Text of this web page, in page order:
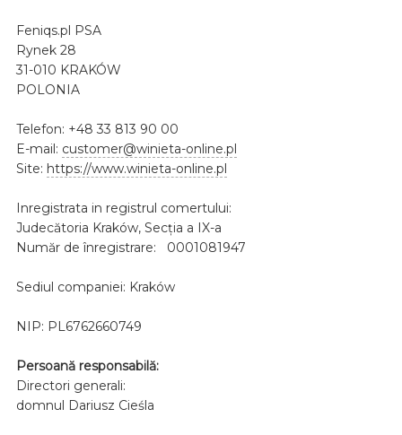
Feniqs.pl PSA
Rynek 28
31-010 KRAKÓW
POLONIA
Telefon: +48 33 813 90 00
E-mail: customer@winieta-online.pl
Site: https://www.winieta-online.pl
Inregistrata in registrul comertului:
Judecătoria Kraków, Secția a IX-a
Număr de înregistrare: 0001081947
Sediul companiei: Kraków
NIP: PL6762660749
Persoană responsabilă:
Directori generali:
domnul Dariusz Cieśla